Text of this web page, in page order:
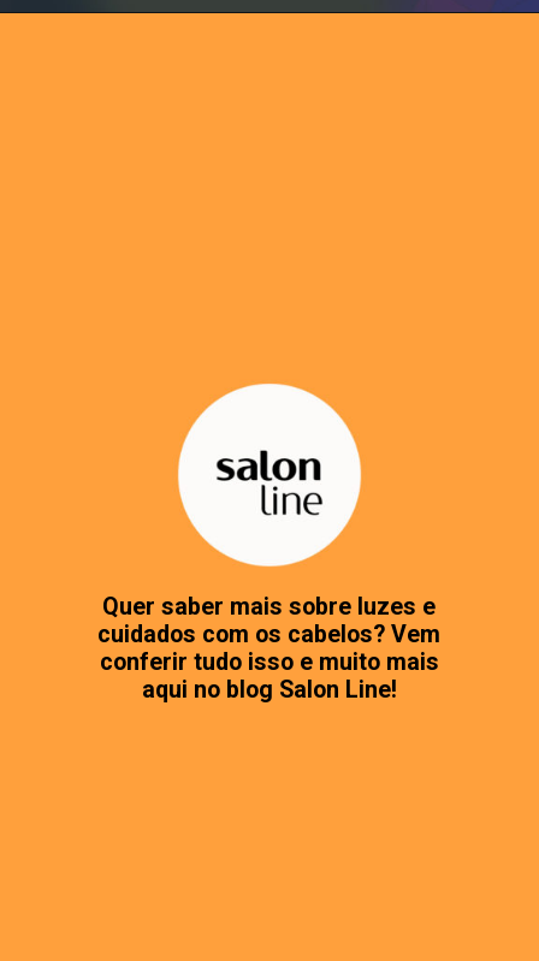
Quer saber mais sobre luzes e
cuidados com os cabelos? Vem
conferir tudo isso e muito mais
aqui no blog Salon Line!